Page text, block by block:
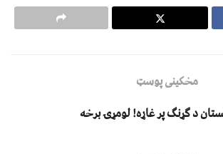
مخکینی پوسټ
د ګړنګ پر غاړه! لومړۍ برخه